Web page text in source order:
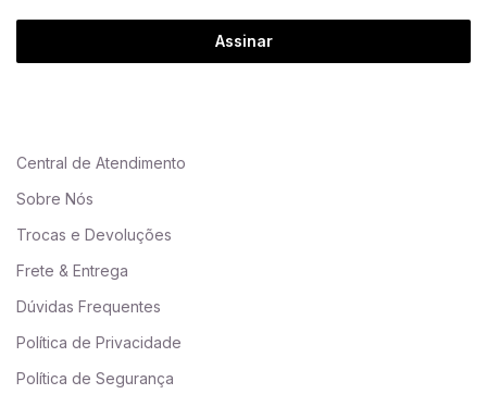
Assinar
Central de Atendimento
Sobre Nós
Trocas e Devoluções
Frete & Entrega
Dúvidas Frequentes
Política de Privacidade
Política de Segurança